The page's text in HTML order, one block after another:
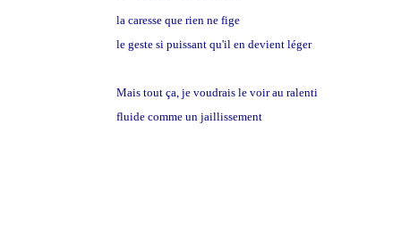
la caresse que rien ne fige
le geste si puissant qu'il en devient léger
Mais tout ça, je voudrais le voir au ralenti
fluide comme un jaillissement